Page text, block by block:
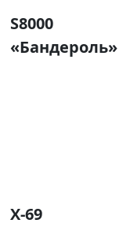
S8000
«Бандероль»
Х‑69